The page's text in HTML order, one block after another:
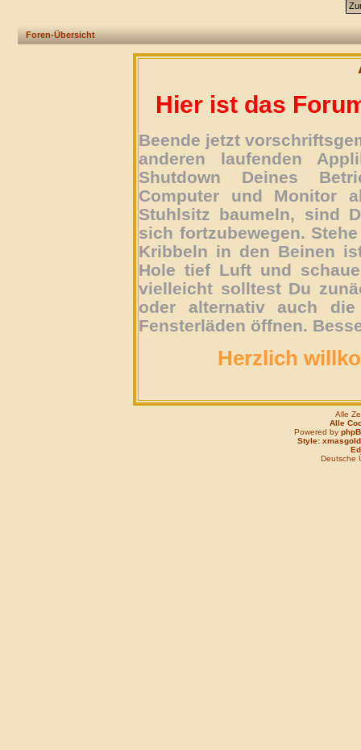
Foren-Übersicht
Hier ist das
Beende jetzt
anderen laufenden
Shutdown Deines
Computer und Monitor
Stuhlsitz baumeln, sind
sich fortzubewegen.
Kribbeln in den Beinen
Hole tief Luft und
vielleicht solltest Du
oder alternativ auch
Fensterläden öffnen.
Herzlich
Alle
Alle
Powered by
Style: xmasgold
Deutsche